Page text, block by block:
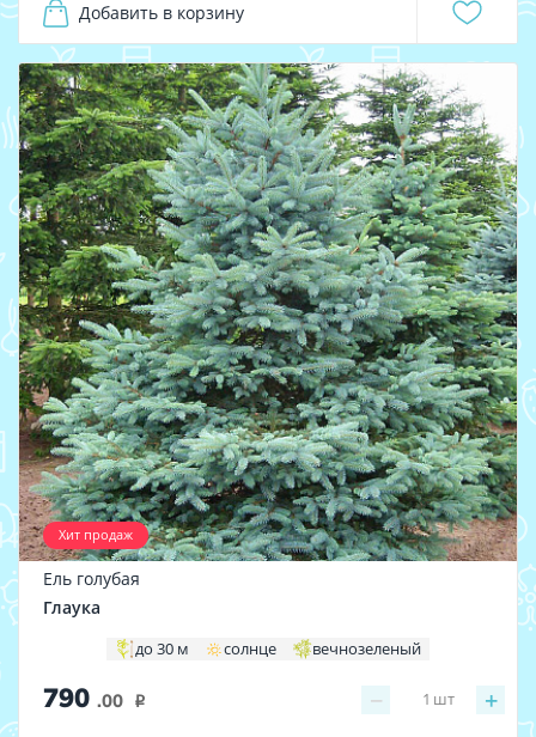
Добавить в корзину
Хит продаж
Ель голубая
Глаука
до 30 м солнце вечнозеленый
790 .00 i − +
1 шт